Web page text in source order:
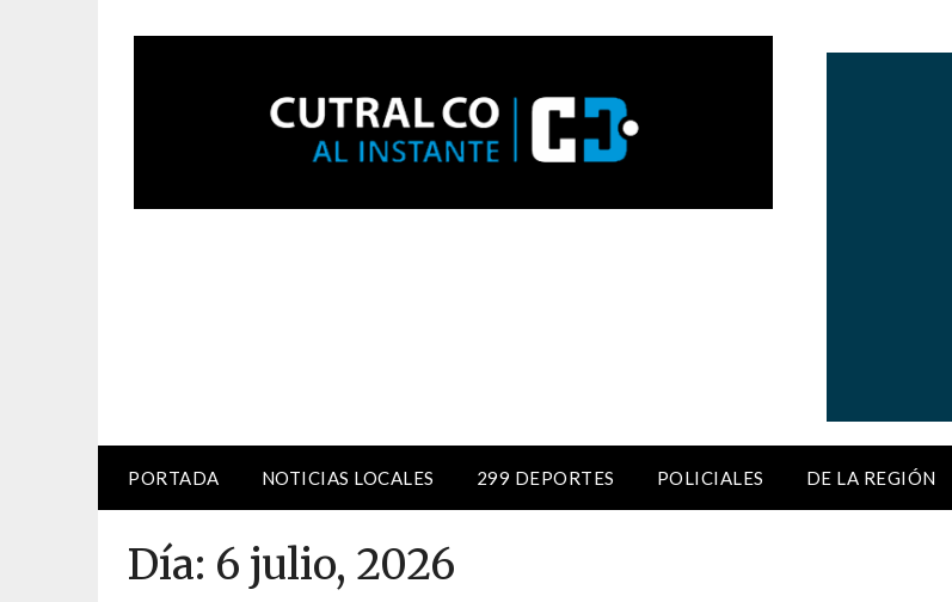
PORTADA NOTICIAS LOCALES 299 DEPORTES POLICIALES DE LA REGIÓN
Día: 6 julio, 2026